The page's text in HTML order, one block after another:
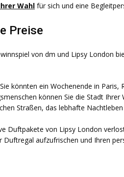
Wahl für sich und eine
Preise
von dm und Lipsy London
könnten ein Wochenende in
können Sie die Stadt Ihrer
Straßen, das lebhafte
Duftpakete von Lipsy London
aufzufrischen und Ihren